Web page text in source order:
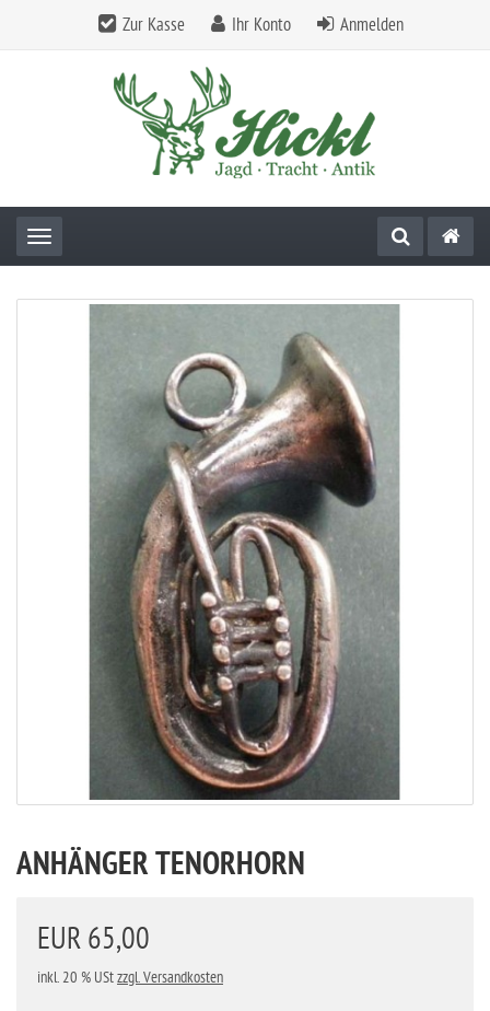
Zur Kasse Ihr Konto Anmelden
Toggle navigation
ANHÄNGER TENORHORN
EUR 65,00
inkl. 20 % UStzzgl. Versandkosten